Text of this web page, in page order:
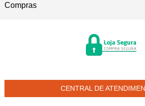
Compras
CENTRAL DE